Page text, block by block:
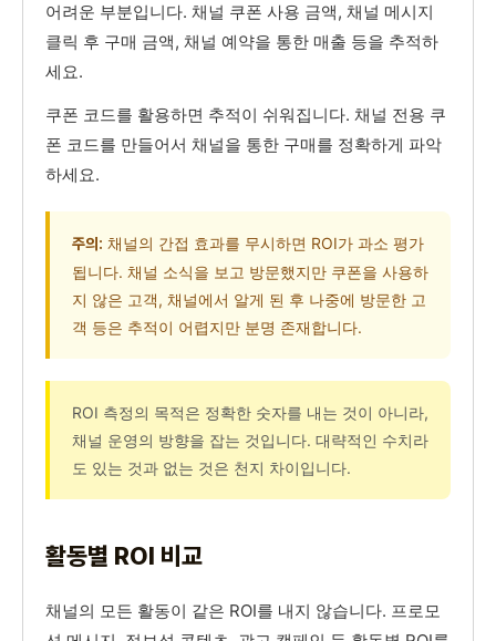
어려운 부분입니다. 채널 쿠폰 사용 금액, 채널 메시지
클릭 후 구매 금액, 채널 예약을 통한 매출 등을 추적하
세요.
쿠폰 코드를 활용하면 추적이 쉬워집니다. 채널 전용 쿠
폰 코드를 만들어서 채널을 통한 구매를 정확하게 파악
하세요.
주의: 채널의 간접 효과를 무시하면 ROI가 과소 평가
됩니다. 채널 소식을 보고 방문했지만 쿠폰을 사용하
지 않은 고객, 채널에서 알게 된 후 나중에 방문한 고
객 등은 추적이 어렵지만 분명 존재합니다.
ROI 측정의 목적은 정확한 숫자를 내는 것이 아니라,
채널 운영의 방향을 잡는 것입니다. 대략적인 수치라
도 있는 것과 없는 것은 천지 차이입니다.
활동별 ROI 비교
채널의 모든 활동이 같은 ROI를 내지 않습니다. 프로모